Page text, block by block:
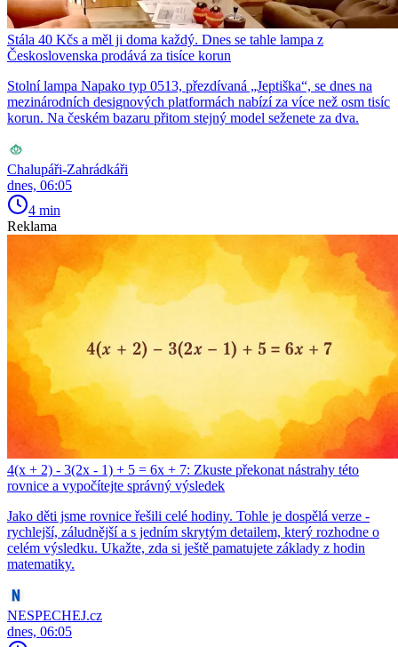
Stála 40 Kčs a měl ji doma každý. Dnes se tahle lampa z
Československa prodává za tisíce korun
Stolní lampa Napako typ 0513, přezdívaná „Jeptiška“, se dnes na
mezinárodních designových platformách nabízí za více než osm tisíc
korun. Na českém bazaru přitom stejný model seženete za dva.
Chalupáři-Zahrádkáři
dnes, 06:05
4 min
Reklama
4(x + 2) - 3(2x - 1) + 5 = 6x + 7: Zkuste překonat nástrahy této
rovnice a vypočítejte správný výsledek
Jako děti jsme rovnice řešili celé hodiny. Tohle je dospělá verze -
rychlejší, záludnější a s jedním skrytým detailem, který rozhodne o
celém výsledku. Ukažte, zda si ještě pamatujete základy z hodin
matematiky.
NESPECHEJ.cz
dnes, 06:05